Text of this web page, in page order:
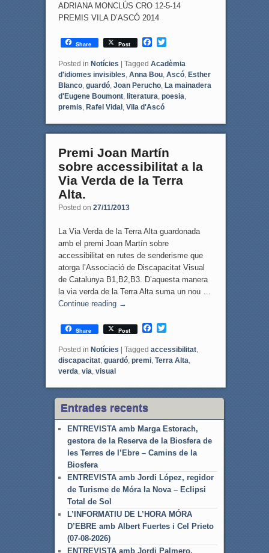
ADRIANA MONCLÚS CRO 12-5-14
PREMIS VILA D’ASCÓ 2014
Share Post
F
c
e
b
o
o
k
T
i
t
t
e
r
Posted in Notícies Tagged Acadèmia
d'idiomes invisibles, Anna Bou, Ascó, Esther
Blanco, guardó, Joan Perucho, La mainadera
d'Eugene Boumont, literatura, poesia,
premis, Rafel Vidal , Vila d'Ascó
Premi Joan Martín
sobre accessibilitat a la
Via Verda de la Terra
Alta.
Posted on 27/11/2013
La Via Verda de la Terra Alta guardonada
amb el premi Joan Martín sobre
accessibilitat en rutes de senderisme que
atorga l’Associació de Discapacitat Visual
de Catalunya B1,B2,B3. D’aquesta manera
la via verda de la Terra Alta suma un nou …
Continue reading →
Share Post
F
c
e
b
o
T
i
t
t
r
Posted in Notícies Tagged accessibilitat,
discapacitat, guardó, premi, Terra Alta,
verda, via, visual
Entrades recents
ENTREVISTA amb Marga Estorach,
gestora de la Reserva de la Biosfera de
les Terres de l’Ebre – Camins de la
Biosfera
ENTREVISTA amb Jordi López, regidor
de Turisme de Móra la Nova – Eclipsi
Total de Sol
L’INFORMATIU DE L’HORA MÓRA
D’EBRE amb Albert Fuertes i Cel Prieto
(07-08-2026)
ENTREVISTA amb Jordi Palmero,